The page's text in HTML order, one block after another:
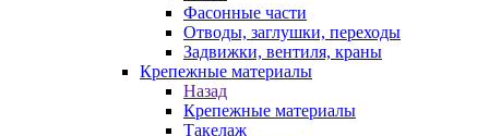
Фасонные части
Отводы, заглушки, переходы
Задвижки, вентиля, краны
Крепежные материалы
Назад
Крепежные материалы
Такелаж